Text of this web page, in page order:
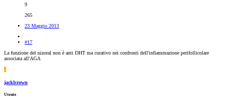
9
265
23 Maggio 2013
#17
La funzione del nizoral non è anti DHT ma curativo nei confronti dell'infiammazione perifollicolare
associata all'AGA
J
jackbrown
Utente